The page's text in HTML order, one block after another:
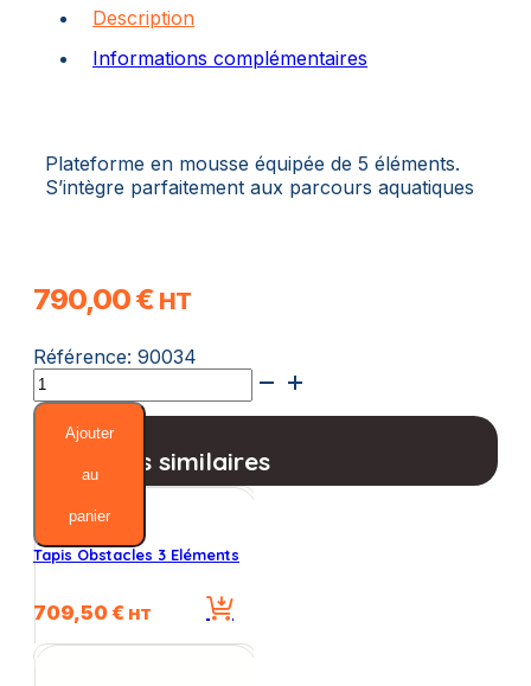
Description
Informations complémentaires
Plateforme en mousse équipée de 5 éléments.
S’intègre parfaitement aux parcours aquatiques
790,00€ HT
Référence: 90034
quantité
de
Radeau
Combine
Ajouter
au
panier
Produits similaires
Tapis Obstacles 3 Eléments
709,50€ HT